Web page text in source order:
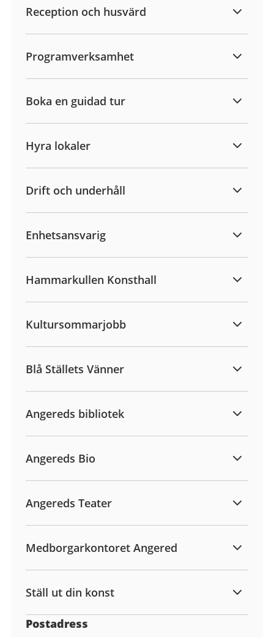
Reception och husvärd
Programverksamhet
Boka en guidad tur
Hyra lokaler
Drift och underhåll
Enhetsansvarig
Hammarkullen Konsthall
Kultursommarjobb
Blå Ställets Vänner
Angereds bibliotek
Angereds Bio
Angereds Teater
Medborgarkontoret Angered
Ställ ut din konst
Postadress